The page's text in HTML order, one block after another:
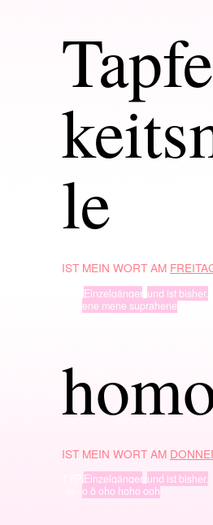
le
IST MEIN WORT AM
Einzelgänger, und ist bisher.
ene mene suprahene
IST MEIN WORT AM
Einzelgänger, und ist bisher.
o ö oho hoho ooh